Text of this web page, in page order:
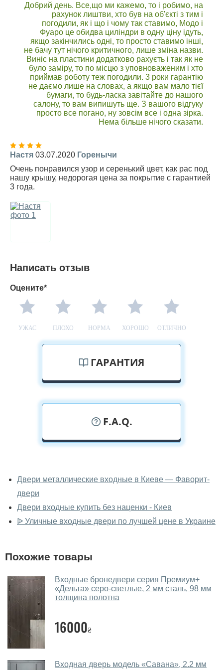
Добрий день. Все,що ми кажемо, то і робимо, на
рахунок лиштви, хто був на об'єкті з тим і
погодили, як і що і чому так ставимо, Модо і
Фуаро це обидва циліндри в одну ціну ідуть,
якщо закінчились одні, то просто ставимо інші,
не бачу тут нічого критичного, лише зміна назви.
Виніс на пластини додатково рахуєть і так як не
було заміру, то по місцю з уповноваженим і хто
приймав роботу теж погодили. 3 роки гарантію
не даємо лише на словах, а якщо вам мало тієї
бумаги, то будь-ласка завітайте до нашого
салону, то вам випишуть ще. З вашого відгуку
просто все погано, ну зовсім все і одна зірка.
Нема більше нічого сказати.
Настя 03.07.2020 Горенычи
Очень понравился узор и серенький цвет, как рас под
нашу крышу, недорогая цена за покрытие с гарантией
3 года.
Написать отзыв
Оцените*
УЖАС ПЛОХО НОРМА ХОРОШО ОТЛИЧНО
ГАРАНТИЯ
F.A.Q.
входные вживую?
Да, можно посмотреть двери входные в нашем
фирменном салоне-магазине.
У вас большой магазин?
дверей.
Помогаете ли вы выбрать двери
входные?
Да. Мы консультируем покупателей
через мессенджеры, онлайн чат или непосредственно
в нашем салоне-магазине.
Какие двери входные посоветуете?
Двери металлические входные в Киеве — Фаворит-
двери
Двери входные купить без наценки - Киев
ᐉ Уличные входные двери по лучшей цене в Украине
Похожие товары
Входные бронедвери серия Премиум+
«Дельта» серо-светлые, 2 мм сталь, 98 мм
толщина полотна
16000₴
Входная дверь модель «Савана», 2.2 мм